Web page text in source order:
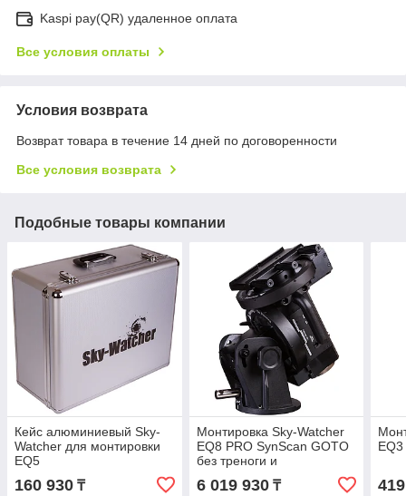
Kaspi pay(QR) удаленное оплата
Все условия оплаты
Условия возврата
Возврат товара в течение 14 дней по договоренности
Все условия возврата
Подобные товары компании
Кейс алюминиевый Sky-
Watcher для монтировки
EQ5
160 930 ₸
Монтировка Sky-Watcher
EQ8 PRO SynScan GOTO
без треноги и
противовесов
6 019 930₸
EQ3